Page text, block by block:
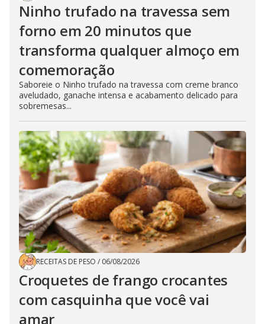
Ninho trufado na travessa sem
forno em 20 minutos que
transforma qualquer almoço em
comemoração
Saboreie o Ninho trufado na travessa com creme branco
aveludado, ganache intensa e acabamento delicado para
sobremesas...
RECEITAS DE PESO / 06/08/2026
Croquetes de frango crocantes
com casquinha que você vai
amar